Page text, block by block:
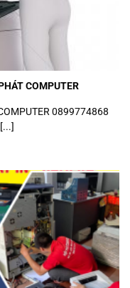
COMPUTER
0899774868